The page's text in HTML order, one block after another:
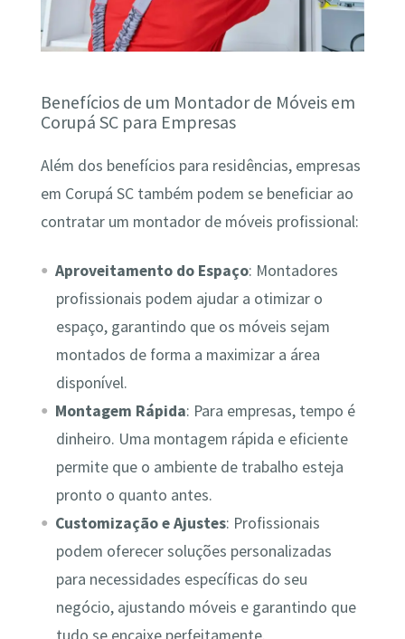
Benefícios de um Montador de Móveis em
Corupá SC para Empresas
Além dos benefícios para residências, empresas
em Corupá SC também podem se beneficiar ao
contratar um montador de móveis profissional:
Aproveitamento do Espaço: Montadores
profissionais podem ajudar a otimizar o
espaço, garantindo que os móveis sejam
montados de forma a maximizar a área
disponível.
Montagem Rápida: Para empresas, tempo é
dinheiro. Uma montagem rápida e eficiente
permite que o ambiente de trabalho esteja
pronto o quanto antes.
Customização e Ajustes: Profissionais
podem oferecer soluções personalizadas
para necessidades específicas do seu
negócio, ajustando móveis e garantindo que